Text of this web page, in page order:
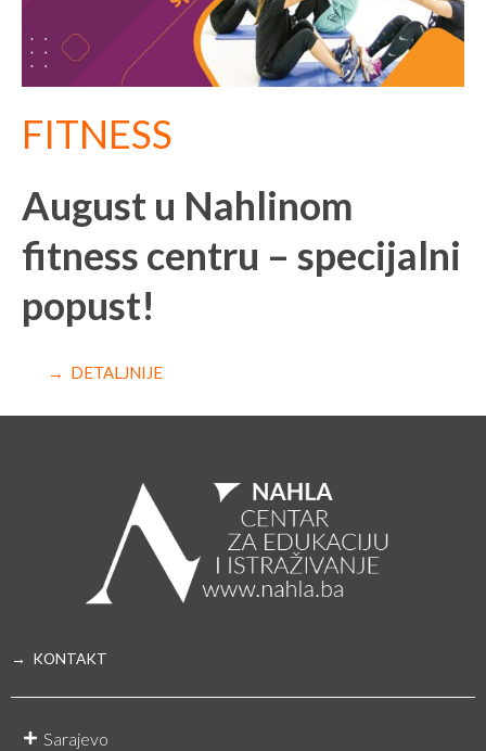
FITNESS
August u Nahlinom
fitness centru – specijalni
popust!
→ DETALJNIJE
→ KONTAKT
Sarajevo